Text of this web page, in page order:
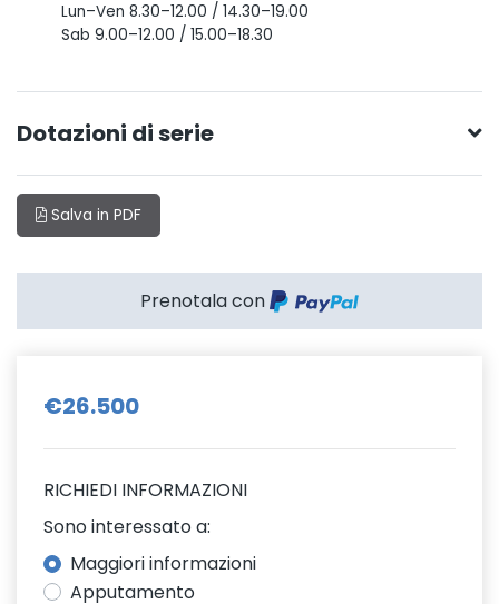
Lun–Ven 8.30–12.00 / 14.30–19.00
Sab 9.00–12.00 / 15.00–18.30
Dotazioni di serie
Salva in PDF
Prenotala con
€26.500
RICHIEDI INFORMAZIONI
Sono interessato a:
Maggiori informazioni
Apputamento